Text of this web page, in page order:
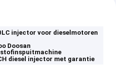
injector voor dieselmotoren
Doosan
diesel injector met garantie